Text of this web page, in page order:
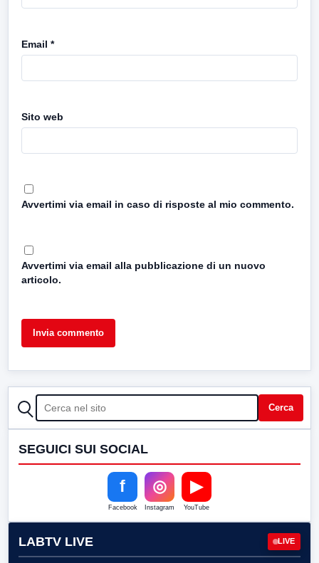
Email *
Sito web
Avvertimi via email in caso di risposte al mio commento.
Avvertimi via email alla pubblicazione di un nuovo
articolo.
CERCA Cerca
SEGUICI SUI SOCIAL
f
Facebook
◎
Instagram
▶
YouTube
LABTV LIVE LIVE